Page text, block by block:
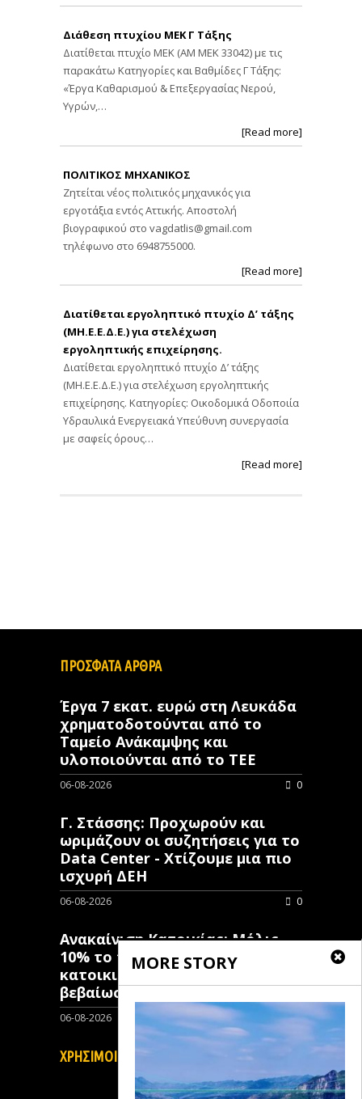
Διάθεση πτυχίου ΜΕΚ Γ Τάξης
Διατίθεται πτυχίο ΜΕΚ (ΑΜ ΜΕΚ 33042) με τις
παρακάτω Κατηγορίες και Βαθμίδες Γ Τάξης:
«Έργα Καθαρισμού & Επεξεργασίας Νερού,
Υγρών,…
[Read more]
ΠΟΛΙΤΙΚΟΣ ΜΗΧΑΝΙΚΟΣ
Ζητείται νέος πολιτικός μηχανικός για
εργοτάξια εντός Αττικής. Αποστολή
βιογραφικού στο vagdatlis@gmail.com
τηλέφωνο στο 6948755000.
[Read more]
Διατίθεται εργοληπτικό πτυχίο Δ’ τάξης
(ΜΗ.Ε.Ε.Δ.Ε.) για στελέχωση
εργοληπτικής επιχείρησης.
Διατίθεται εργοληπτικό πτυχίο Δ’ τάξης
(ΜΗ.Ε.Ε.Δ.Ε.) για στελέχωση εργοληπτικής
επιχείρησης. Κατηγορίες: Οικοδομικά Οδοποιία
Υδραυλικά Ενεργειακά Υπεύθυνη συνεργασία
με σαφείς όρους…
[Read more]
MORE STORY
ΠΡΟΣΦΑΤΑ ΑΡΘΡΑ
Έργα 7 εκατ. ευρώ στη Λευκάδα
χρηματοδοτούνται από το
Ταμείο Ανάκαμψης και
υλοποιούνται από το ΤΕΕ
06-08-2026 0
Γ. Στάσσης: Προχωρούν και
ωριμάζουν οι συζητήσεις για το
Data Center - Χτίζουμε μια πιο
ισχυρή ΔΕΗ
06-08-2026 0
Ανακαίνιση Κατοικίας: Μόλις
10% το ποσοστό των κλειστών
κατοικιών που έχουν λάβει
βεβαίωση ένταξης
06-08-2026 0
ΧΡΗΣΙΜΟΙ ΣΥΝΔΕΣΜΟΙ